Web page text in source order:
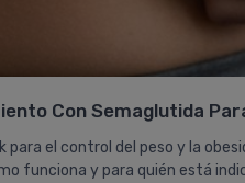
Con Semaglutida
el control del peso y la
funciona y para quién está